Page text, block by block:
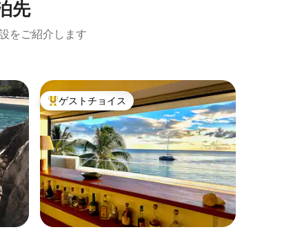
先
をご紹介します
大好評のゲストチョイスです。
ゲストチョイス